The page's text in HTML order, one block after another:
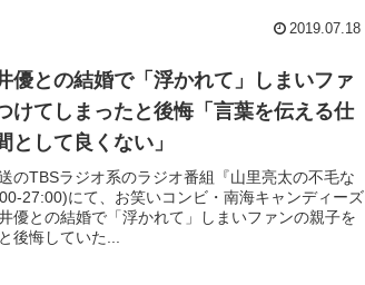
2019.07.18
優との結婚で「浮かれて」しまいファ
けてしまったと後悔「言葉を伝える仕
として良くない」
のTBSラジオ系のラジオ番組『山里亮太の不毛な
27:00)にて、お笑いコンビ・南海キャンディーズ
優との結婚で「浮かれて」しまいファンの親子を
後悔していた...